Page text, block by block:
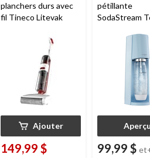
planchers durs avec
fil Tineco Litevak
Ajouter
149,99 $
pétillante
SodaStream
99,99 $